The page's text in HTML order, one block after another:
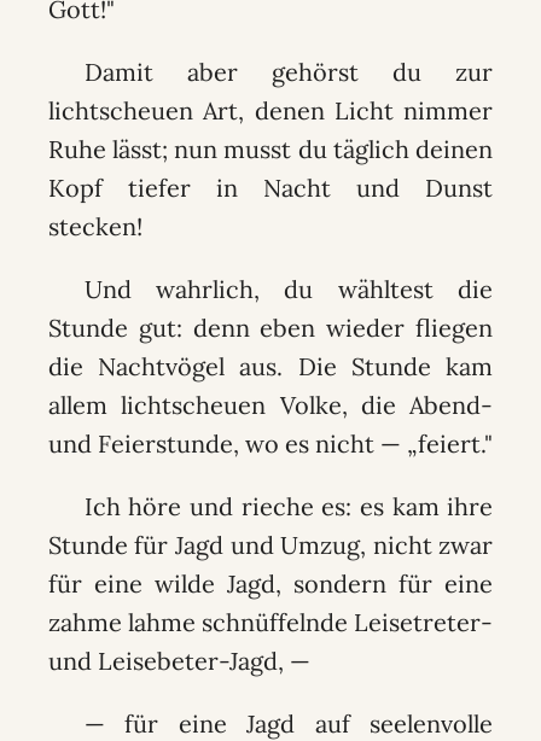
Gott!"
Damit aber gehörst du zur
lichtscheuen Art, denen Licht nimmer
Ruhe lässt; nun musst du täglich deinen
Kopf tiefer in Nacht und Dunst
stecken!
Und wahrlich, du wähltest die
Stunde gut: denn eben wieder fliegen
die Nachtvögel aus. Die Stunde kam
allem lichtscheuen Volke, die Abend-
und Feierstunde, wo es nicht — „feiert."
Ich höre und rieche es: es kam ihre
Stunde für Jagd und Umzug, nicht zwar
für eine wilde Jagd, sondern für eine
zahme lahme schnüffelnde Leisetreter-
und Leisebeter-Jagd, —
— für eine Jagd auf seelenvolle